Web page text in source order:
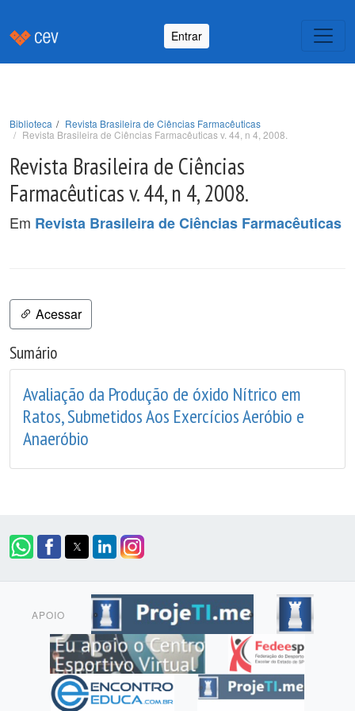
Entrar
Biblioteca
Revista Brasileira de Ciências Farmacêuticas
Revista Brasileira de Ciências Farmacêuticas v. 44, n 4, 2008.
Revista Brasileira de Ciências
Farmacêuticas v. 44, n 4, 2008.
Em Revista Brasileira de Ciências Farmacêuticas
Acessar
Sumário
Avaliação da Produção de óxido Nítrico em
Ratos, Submetidos Aos Exercícios Aeróbio e
Anaeróbio
APOIO